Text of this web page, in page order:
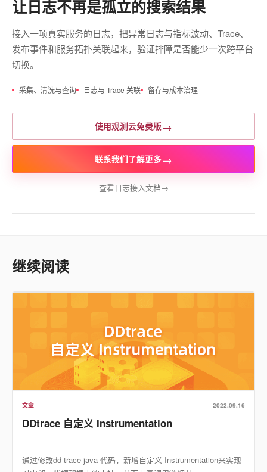
让日志不再是孤立的搜索结果
接入一项真实服务的日志，把异常日志与指标波动、Trace、
发布事件和服务拓扑关联起来，验证排障是否能少一次跨平台
切换。
采集、清洗与查询 日志与 Trace 关联 留存与成本治理
使用观测云免费版→
联系我们了解更多→
查看日志接入文档→
继续阅读
文章 2022.09.16
DDtrace 自定义 Instrumentation
通过修改dd-trace-java 代码，新增自定义 Instrumentation来实现